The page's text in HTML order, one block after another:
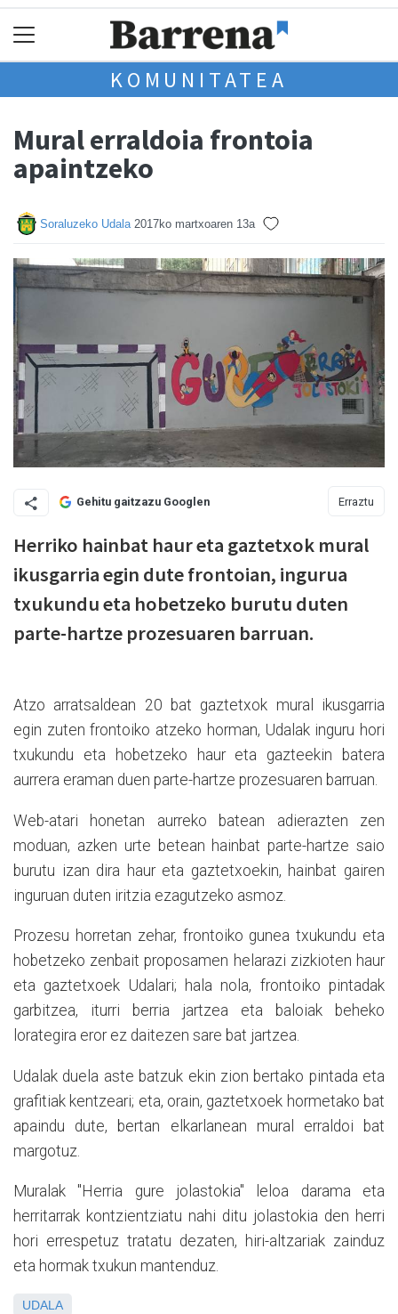
KOMUNITATEA
Mural erraldoia frontoia
apaintzeko
Soraluzeko Udala 2017ko martxoaren 13a
Gehitu gaitzazu Googlen Erraztu
Herriko hainbat haur eta gaztetxok mural
ikusgarria egin dute frontoian, ingurua
txukundu eta hobetzeko burutu duten
parte-hartze prozesuaren barruan.
Atzo arratsaldean 20 bat gaztetxok mural ikusgarria
egin zuten frontoiko atzeko horman, Udalak inguru hori
txukundu eta hobetzeko haur eta gazteekin batera
aurrera eraman duen parte-hartze prozesuaren barruan.
Web-atari honetan aurreko batean adierazten zen
moduan, azken urte betean hainbat parte-hartze saio
burutu izan dira haur eta gaztetxoekin, hainbat gairen
inguruan duten iritzia ezagutzeko asmoz.
Prozesu horretan zehar, frontoiko gunea txukundu eta
hobetzeko zenbait proposamen helarazi zizkioten haur
eta gaztetxoek Udalari; hala nola, frontoiko pintadak
garbitzea, iturri berria jartzea eta baloiak beheko
lorategira eror ez daitezen sare bat jartzea.
Udalak duela aste batzuk ekin zion bertako pintada eta
grafitiak kentzeari; eta, orain, gaztetxoek hormetako bat
apaindu dute, bertan elkarlanean mural erraldoi bat
margotuz.
Muralak "Herria gure jolastokia" leloa darama eta
herritarrak kontzientziatu nahi ditu jolastokia den herri
hori errespetuz tratatu dezaten, hiri-altzariak zainduz
eta hormak txukun mantenduz.
UDALA